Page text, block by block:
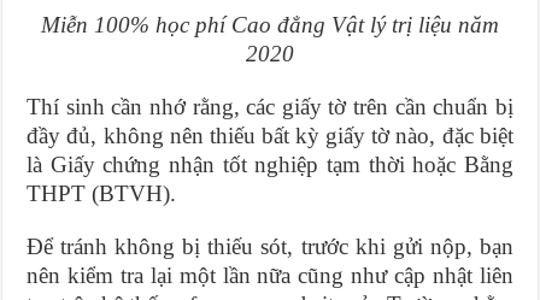
Miễn 100% học phí Cao đẳng Vật lý trị liệu năm
2020
Thí sinh cần nhớ rằng, các giấy tờ trên cần chuẩn bị
đầy đủ, không nên thiếu bất kỳ giấy tờ nào, đặc biệt
là Giấy chứng nhận tốt nghiệp tạm thời hoặc Bằng
THPT (BTVH).
Để tránh không bị thiếu sót, trước khi gửi nộp, bạn
nên kiểm tra lại một lần nữa cũng như cập nhật liên